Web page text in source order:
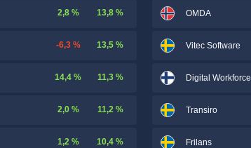
2,8 % 13,8 %
-6,3 % 13,5 %
14,4 % 11,3 %
2,0 % 11,2 %
1,2 % 10,4 %
OMDA
Vitec Software
Digital Workforce
Transiro
Frilans